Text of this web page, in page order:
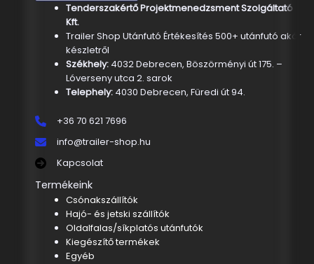
Tenderszakértő Projektmenedzsment Szolgáltató
Kft.
Trailer Shop Utánfutó Értékesítés 500+ utánfutó akár
készletről
Székhely: 4032 Debrecen, Böszörményi út 175. –
Lóverseny utca 2. sarok
Telephely:4030 Debrecen, Füredi út 94.
+36 70 621 7696
info@trailer-shop.hu
Kapcsolat
Termékeink
Csónakszállítók
Hajó- és jetski szállítók
Oldalfalas/síkplatós utánfutók
Kiegészítő termékek
Egyéb